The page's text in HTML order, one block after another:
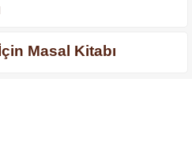
Masal Kitabı